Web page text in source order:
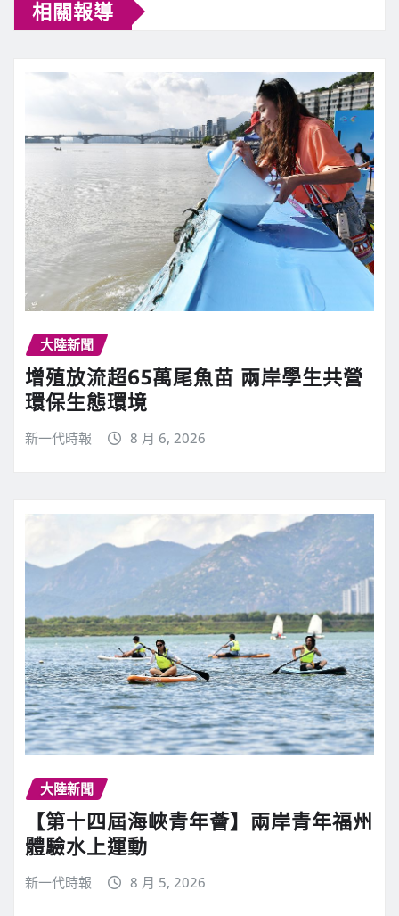
相關報導
大陸新聞
增殖放流超65萬尾魚苗 兩岸學生共營
環保生態環境
新一代時報 8 月 6, 2026
大陸新聞
【第十四屆海峽青年薈】兩岸青年福州
體驗水上運動
新一代時報 8 月 5, 2026